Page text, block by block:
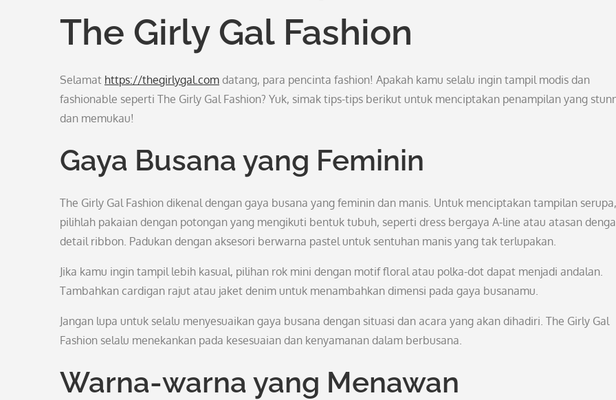
The Girly Gal Fashion
Selamat https://thegirlygal.com datang, para pencinta fashion! Apakah kamu selalu ingin tampil modis dan
fashionable seperti The Girly Gal Fashion? Yuk, simak tips-tips berikut untuk menciptakan penampilan yang
dan memukau!
Gaya Busana yang Feminin
The Girly Gal Fashion dikenal dengan gaya busana yang feminin dan manis. Untuk menciptakan tampilan serupa,
pilihlah pakaian dengan potongan yang mengikuti bentuk tubuh, seperti dress bergaya A-line atau atasan
detail ribbon. Padukan dengan aksesori berwarna pastel untuk sentuhan manis yang tak terlupakan.
Jika kamu ingin tampil lebih kasual, pilihan rok mini dengan motif floral atau polka-dot dapat menjadi andalan.
Tambahkan cardigan rajut atau jaket denim untuk menambahkan dimensi pada gaya busanamu.
Jangan lupa untuk selalu menyesuaikan gaya busana dengan situasi dan acara yang akan dihadiri. The Girly Gal
Fashion selalu menekankan pada kesesuaian dan kenyamanan dalam berbusana.
Warna-warna yang Menawan